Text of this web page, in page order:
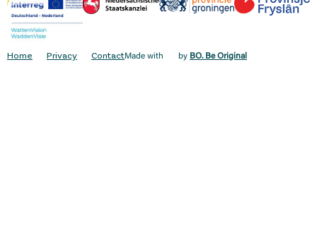
Home Privacy ContactMade with by BO. Be Original